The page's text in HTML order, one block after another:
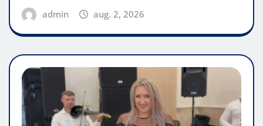
admin aug. 2, 2026